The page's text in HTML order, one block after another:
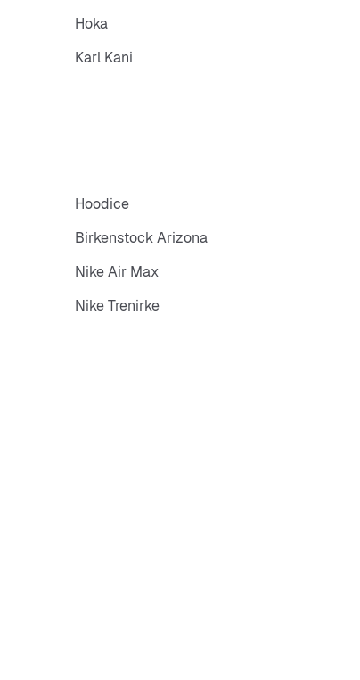
Hoka
Karl Kani
Hoodice
Birkenstock Arizona
Nike Air Max
Nike Trenirke